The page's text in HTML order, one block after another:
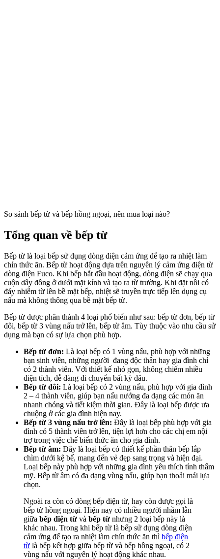
So sánh bếp từ và bếp hồng ngoại, nên mua loại nào?
Tổng quan về bếp từ
Bếp từ là loại bếp sử dụng dòng điện cảm ứng để tạo ra nhiệt làm
chín thức ăn. Bếp từ hoạt động dựa trên nguyên lý cảm ứng điện từ
dòng điện Fuco. Khi bếp bắt đầu hoạt động, dòng điện sẽ chạy qua
cuộn dây đồng ở dưới mặt kính và tạo ra từ trường. Khi đặt nồi có
đáy nhiễm từ lên bề mặt bếp, nhiệt sẽ truyền trực tiếp lên dụng cụ
nấu mà không thông qua bề mặt bếp từ.
Bếp từ được phân thành 4 loại phổ biến như sau: bếp từ đơn, bếp từ
đôi, bếp từ 3 vùng nấu trở lên, bếp từ âm. Tùy thuộc vào nhu cầu sử
dụng mà bạn có sự lựa chọn phù hợp.
Bếp từ đơn: Là loại bếp có 1 vùng nấu, phù hợp với những
bạn sinh viên, những người đang độc thân hay gia đình chỉ
có 2 thành viên. Với thiết kế nhỏ gọn, không chiếm nhiều
diện tích, dễ dàng di chuyển bất kỳ đâu.
Bếp từ đôi: Là loại bếp có 2 vùng nấu, phù hợp với gia đình
2 – 4 thành viên, giúp bạn nấu nướng đa dạng các món ăn
nhanh chóng và tiết kiệm thời gian. Đây là loại bếp được ưa
chuộng ở các gia đình hiện nay.
Bếp từ 3 vùng nấu trở lên: Đây là loại bếp phù hợp với gia
đình có 5 thành viên trở lên, tiện lợi hơn cho các chị em nội
trợ trong việc chế biến thức ăn cho gia đình.
Bếp từ âm: Đây là loại bếp có thiết kế phần thân bếp lắp
chìm dưới kệ bế, mang đến vẻ đẹp sang trọng và hiện đại.
Loại bếp này phù hợp với những gia đình yêu thích tính thẩm
mỹ. Bếp từ âm có đa dạng vùng nấu, giúp bạn thoải mái lựa
chọn.
Ngoài ra còn có dòng bếp điện từ, hay còn được gọi là
bếp từ hồng ngoại. Hiện nay có nhiều người nhầm lẫn
giữa bếp điện từ và bếp từ nhưng 2 loại bếp này là
khác nhau. Trong khi bếp từ là bếp sử dụng dòng điện
cảm ứng để tạo ra nhiệt làm chín thức ăn thì bếp điện
từ là bếp kết hợp giữa bếp từ và bếp hồng ngoại, có 2
vùng nấu với nguyên lý hoạt động khác nhau.